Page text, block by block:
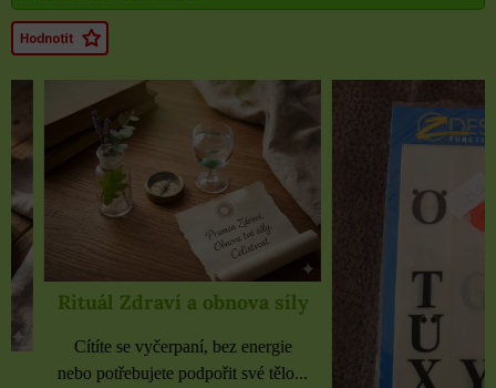
Rituál Zdraví a obnova síly
Cítíte se vyčerpaní, bez energie
nebo potřebujete podpořit své tělo...